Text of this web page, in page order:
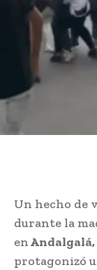
Un hecho de
durante la
enAndalgalá,
protagonizó